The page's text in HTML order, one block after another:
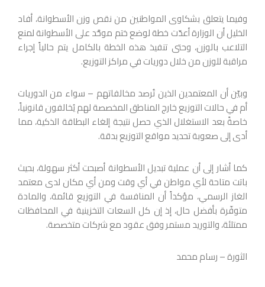
وفيما يتعلق بشكاوى المواطنين من نقص وزن الأسطوانة، أفاد
الخليل أن الوزارة أعدّت خطة لوضع ختم موحَّد على الأسطوانة لمنع
التلاعب بالوزن، وحتى تنفيذ هذه الخطة بالكامل يتم حالياً إجراء
مراقبة للوزن من خلال دوريات في مراكز التوزيع.
وبيّن أن المعتمدين الذين تُرصد مخالفاتهم – سواء من الدوريات
أم في حالات التوزيع خارج المناطق المخصصة لهم يُخالفون قانونياً،
خاصةً بعد الاستغلال الذي حصل نتيجة إلغاء البطاقة الذكية، مما
أدى إلى صعوبة تحديد مواقع التوزيع بدقة.
كما أشار إلى أن عملية تبديل الأسطوانة أصبحت أكثر سهولة، بحيث
باتت متاحة لأي مواطن في أي وقت ومن أي مكان لدى معتمد
الغاز الرسمي، مؤكداً أن المنافسة في التوزيع قائمة، والمادة
متوفّرة بأفضل حال، إذ إن كل السعات التخزينية في المحافظات
ممتلئة، والتوريد مستمر وفق عقود مع شركات متخصصة.
الثورة – رسام محمد